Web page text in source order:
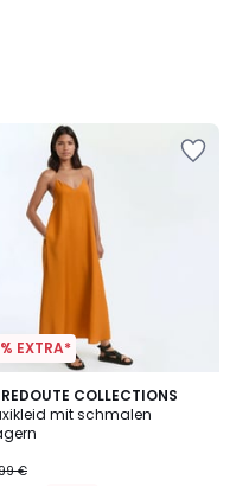
EXTRA*
COLLECTIONS
mit schmalen
€